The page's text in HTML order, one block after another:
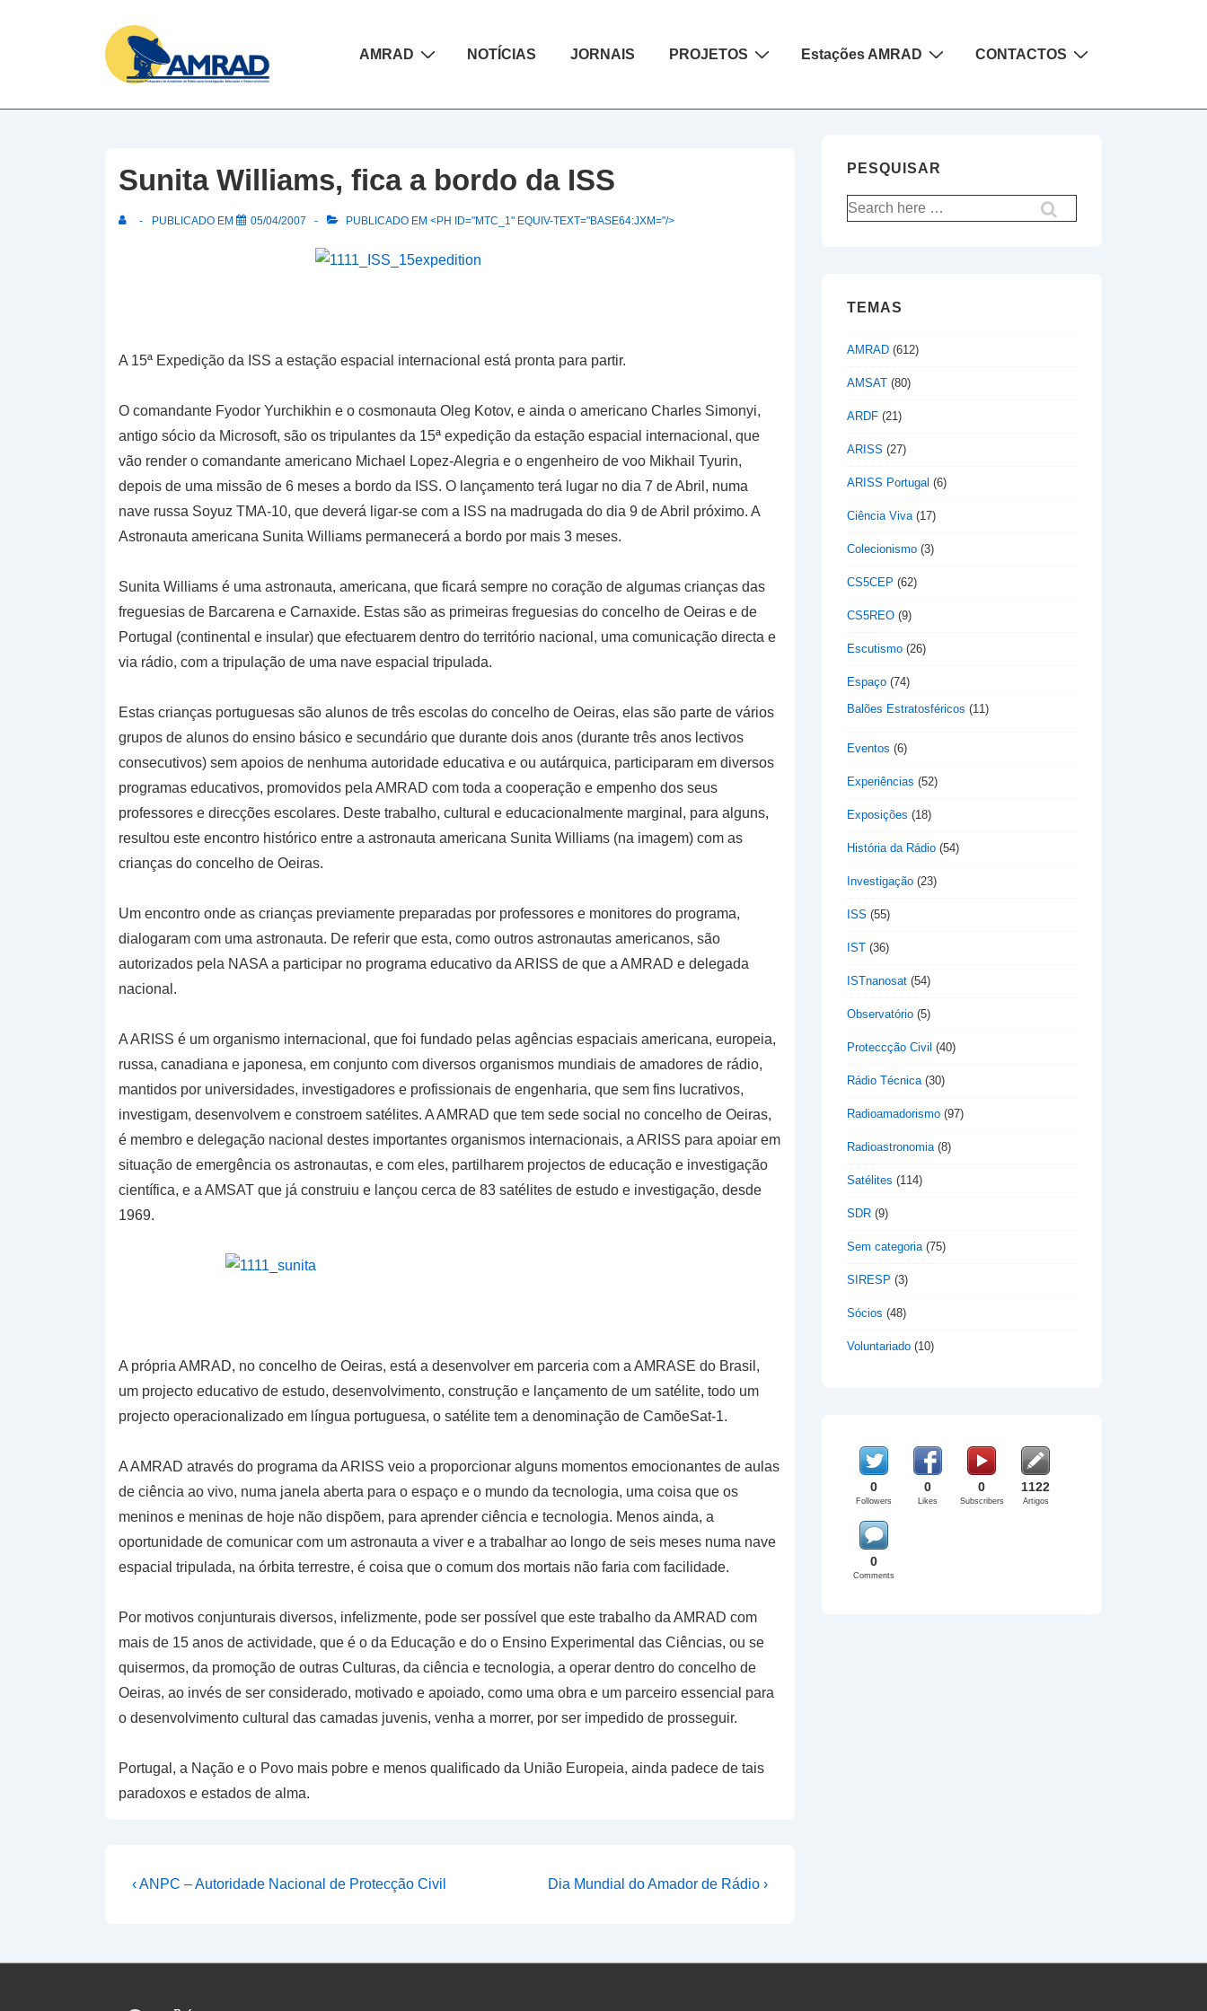
Content
Navegação
AMRAD NOTÍCIAS JORNAIS PROJETOS Estações AMRAD CONTACTOS
Sunita Williams, fica a bordo da ISS
PUBLICADO EM 05/04/2007 PUBLICADO EM <PH ID="MTC_1" EQUIV-TEXT="BASE64:JXM="/>
A 15ª Expedição da ISS a estação espacial internacional está pronta para partir.
O comandante Fyodor Yurchikhin e o cosmonauta Oleg Kotov, e ainda o americano Charles Simonyi,
antigo sócio da Microsoft, são os tripulantes da 15ª expedição da estação espacial internacional, que
vão render o comandante americano Michael Lopez-Alegria e o engenheiro de voo Mikhail Tyurin,
depois de uma missão de 6 meses a bordo da ISS. O lançamento terá lugar no dia 7 de Abril, numa
nave russa Soyuz TMA-10, que deverá ligar-se com a ISS na madrugada do dia 9 de Abril próximo. A
Astronauta americana Sunita Williams permanecerá a bordo por mais 3 meses.
Sunita Williams é uma astronauta, americana, que ficará sempre no coração de algumas crianças das
freguesias de Barcarena e Carnaxide. Estas são as primeiras freguesias do concelho de Oeiras e de
Portugal (continental e insular) que efectuarem dentro do território nacional, uma comunicação directa e
via rádio, com a tripulação de uma nave espacial tripulada.
Estas crianças portuguesas são alunos de três escolas do concelho de Oeiras, elas são parte de vários
grupos de alunos do ensino básico e secundário que durante dois anos (durante três anos lectivos
consecutivos) sem apoios de nenhuma autoridade educativa e ou autárquica, participaram em diversos
programas educativos, promovidos pela AMRAD com toda a cooperação e empenho dos seus
professores e direcções escolares. Deste trabalho, cultural e educacionalmente marginal, para alguns,
resultou este encontro histórico entre a astronauta americana Sunita Williams (na imagem) com as
crianças do concelho de Oeiras.
Um encontro onde as crianças previamente preparadas por professores e monitores do programa,
dialogaram com uma astronauta. De referir que esta, como outros astronautas americanos, são
autorizados pela NASA a participar no programa educativo da ARISS de que a AMRAD e delegada
nacional.
A ARISS é um organismo internacional, que foi fundado pelas agências espaciais americana, europeia,
russa, canadiana e japonesa, em conjunto com diversos organismos mundiais de amadores de rádio,
mantidos por universidades, investigadores e profissionais de engenharia, que sem fins lucrativos,
investigam, desenvolvem e constroem satélites. A AMRAD que tem sede social no concelho de Oeiras,
é membro e delegação nacional destes importantes organismos internacionais, a ARISS para apoiar em
situação de emergência os astronautas, e com eles, partilharem projectos de educação e investigação
científica, e a AMSAT que já construiu e lançou cerca de 83 satélites de estudo e investigação, desde
1969.
A própria AMRAD, no concelho de Oeiras, está a desenvolver em parceria com a AMRASE do Brasil,
um projecto educativo de estudo, desenvolvimento, construção e lançamento de um satélite, todo um
projecto operacionalizado em língua portuguesa, o satélite tem a denominação de CamõeSat-1.
A AMRAD através do programa da ARISS veio a proporcionar alguns momentos emocionantes de aulas
de ciência ao vivo, numa janela aberta para o espaço e o mundo da tecnologia, uma coisa que os
meninos e meninas de hoje não dispõem, para aprender ciência e tecnologia. Menos ainda, a
oportunidade de comunicar com um astronauta a viver e a trabalhar ao longo de seis meses numa nave
espacial tripulada, na órbita terrestre, é coisa que o comum dos mortais não faria com facilidade.
Por motivos conjunturais diversos, infelizmente, pode ser possível que este trabalho da AMRAD com
mais de 15 anos de actividade, que é o da Educação e do o Ensino Experimental das Ciências, ou se
quisermos, da promoção de outras Culturas, da ciência e tecnologia, a operar dentro do concelho de
Oeiras, ao invés de ser considerado, motivado e apoiado, como uma obra e um parceiro essencial para
o desenvolvimento cultural das camadas juvenis, venha a morrer, por ser impedido de prosseguir.
Portugal, a Nação e o Povo mais pobre e menos qualificado da União Europeia, ainda padece de tais
paradoxos e estados de alma.
Navegação
Previous
‹ ANPC – Autoridade Nacional de Protecção Civil
Next
Dia Mundial do Amador de Rádio ›
PESQUISAR
Pesquisar
por:
TEMAS
AMRAD (612)
AMSAT (80)
ARDF (21)
ARISS (27)
ARISS Portugal (6)
Ciência Viva(17)
Colecionismo (3)
CS5CEP (62)
CS5REO (9)
Escutismo (26)
Espaço (74)
Balões Estratosféricos (11)
Eventos (6)
Experiências (52)
Exposições (18)
História da Rádio (54)
Investigação (23)
ISS (55)
IST (36)
ISTnanosat (54)
Observatório (5)
Proteccção Civil (40)
Rádio Técnica(30)
Radioamadorismo (97)
Radioastronomia(8)
Satélites (114)
SDR (9)
Sem categoria(75)
SIRESP (3)
Sócios (48)
Voluntariado (10)
0
Followers
0
Likes
0
Subscribers
1122
Artigos
0
Comments